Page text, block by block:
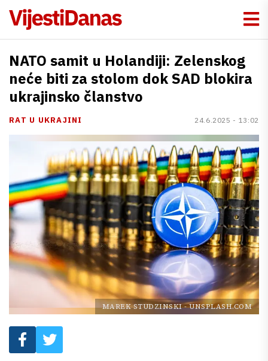
NATO samit u Holandiji: Zelenskog
neće biti za stolom dok SAD blokira
ukrajinsko članstvo
RAT U UKRAJINI 24.6.2025 - 13:02
MAREK STUDZINSKI-UNSPLASH.COM